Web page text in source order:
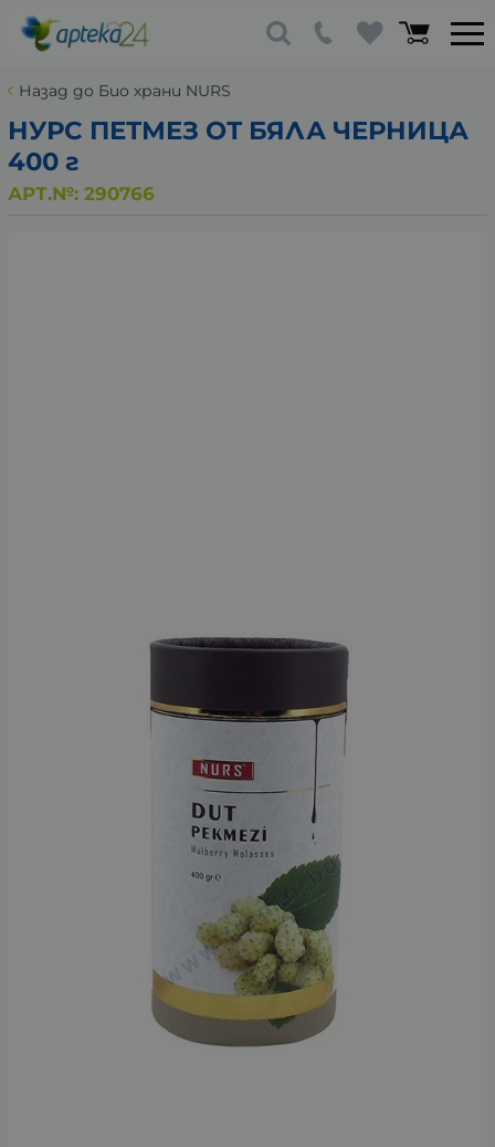
Назад до Био храни NURS
НУРС ПЕТМЕЗ ОТ БЯЛА ЧЕРНИЦА
400 г
АРТ.№: 290766